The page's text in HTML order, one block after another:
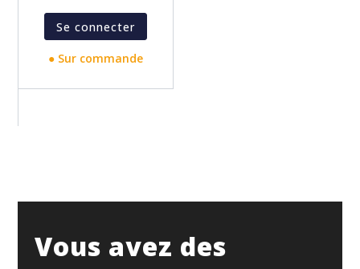
Se connecter
● Sur commande
Vous avez des